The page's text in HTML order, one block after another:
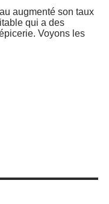
augmenté son taux
qui a des
Voyons les